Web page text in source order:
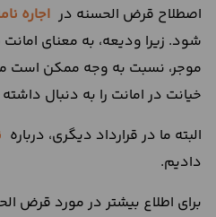
اصطلاح قرض الحسنه در اجاره
شود. زیرا ودیعه، به معنای
موجر، نسبت به وجه ممکن است
خیانت در امانت را به دنبال
البته ما در قرارداد دیگری، درباره
دادیم.
برای اطلاع بیشتر در مورد قرض